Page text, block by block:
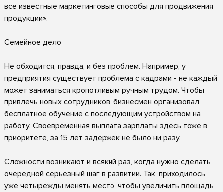
все известные маркетинговые способы для продвижения
продукции».
Семейное дело
Не обходится, правда, и без проблем. Например, у
предприятия существует проблема с кадрами - не каждый
может заниматься кропотливым ручным трудом. Чтобы
привлечь новых сотрудников, бизнесмен организовал
бесплатное обучение с последующим устройством на
работу. Своевременная выплата зарплаты здесь тоже в
приоритете, за 15 лет задержек не было ни разу.
Сложности возникают и всякий раз, когда нужно сделать
очередной серьезный шаг в развитии. Так, приходилось
уже четырежды менять место, чтобы увеличить площадь